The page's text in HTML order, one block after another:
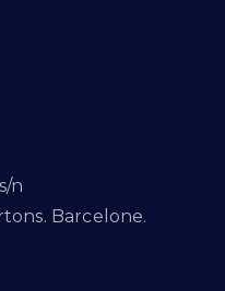
n
Barcelone.